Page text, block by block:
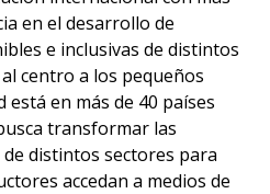
en el desarrollo de
e inclusivas de distintos
centro a los pequeños
en más de 40 países
transformar las
distintos sectores para
accedan a medios de